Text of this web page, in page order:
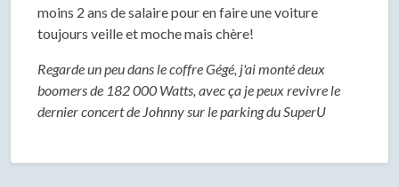
moins 2 ans de salaire pour en faire une voiture
toujours veille et moche mais chère!
Regarde un peu dans le coffre Gégé, j'ai monté deux
boomers de 182 000 Watts, avec ça je peux revivre le
dernier concert de Johnny sur le parking du SuperU